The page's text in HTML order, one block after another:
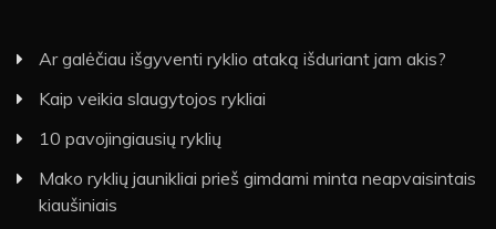
Ar galėčiau išgyventi ryklio ataką išduriant jam akis?
Kaip veikia slaugytojos rykliai
10 pavojingiausių ryklių
Mako ryklių jaunikliai prieš gimdami minta neapvaisintais
kiaušiniais